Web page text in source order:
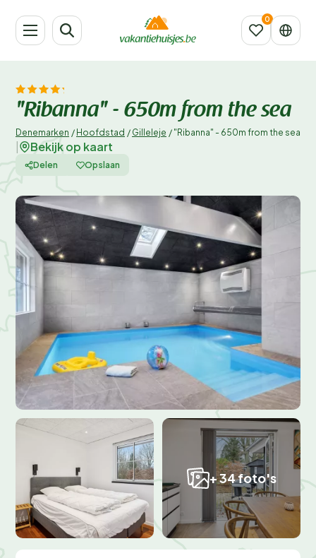
"Ribanna" - 650m from the sea
Denemarken / Hoofdstad / Gilleleje / "Ribanna" - 650m from the sea
Bekijk op kaart
Delen Opslaan
+ 34 foto's